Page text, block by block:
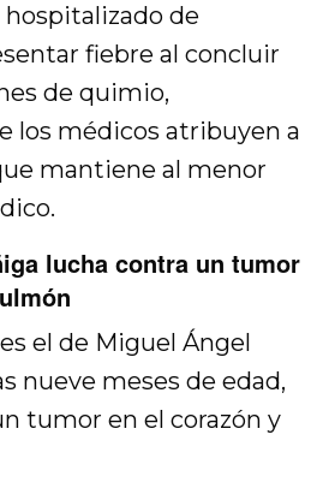
hospitalizado de
fiebre al concluir
de quimio,
los médicos atribuyen a
mantiene al menor
lucha contra un tumor
el de Miguel Ángel
nueve meses de edad,
tumor en el corazón y